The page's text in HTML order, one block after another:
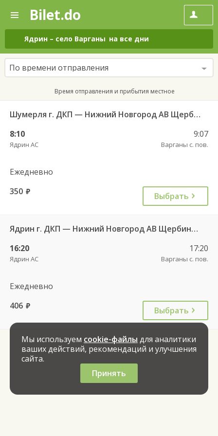
—
Поиск
и
покупка
билетов
на
автобус
онлайн
Bilet.do
Ядрин – село Варганы на все дни
По времени отправления
Время отправления и прибытия местное
Шумерля г. ДКП — Нижний Новгород АВ Щербинки 1064
8:10
Ядрин АС
9:07
Варганы с. пов.
Ежедневно
350 руб. Выбрать
Ядрин г. ДКП — Нижний Новгород АВ Щербинки 10368
16:20
Ядрин АС
17:20
Варганы с. пов.
Ежедневно
406 руб. Выбрать
Мы используем cookie-файлы для аналитики
ваших действий, рекомендаций и улучшения
сайта.
Принять